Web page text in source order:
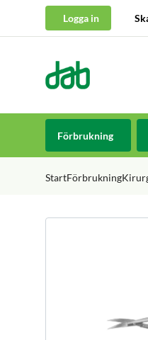
Logga in
DAB Dental
Förbrukning
StartFörbrukning